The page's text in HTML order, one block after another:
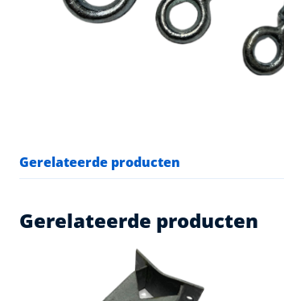
Gerelateerde producten
Gerelateerde producten